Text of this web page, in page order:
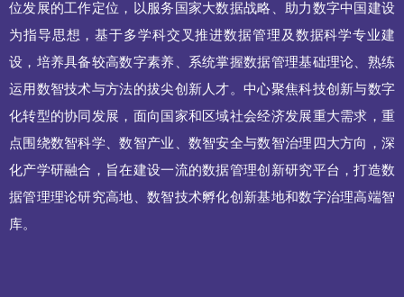
位发展的工作定位，以服务国家大数据战略、助力数字中国建设
为指导思想，基于多学科交叉推进数据管理及数据科学专业建
设，培养具备较高数字素养、系统掌握数据管理基础理论、熟练
运用数智技术与方法的拔尖创新人才。中心聚焦科技创新与数字
化转型的协同发展，面向国家和区域社会经济发展重大需求，重
点围绕数智科学、数智产业、数智安全与数智治理四大方向，深
化产学研融合，旨在建设一流的数据管理创新研究平台，打造数
据管理理论研究高地、数智技术孵化创新基地和数字治理高端智
库。